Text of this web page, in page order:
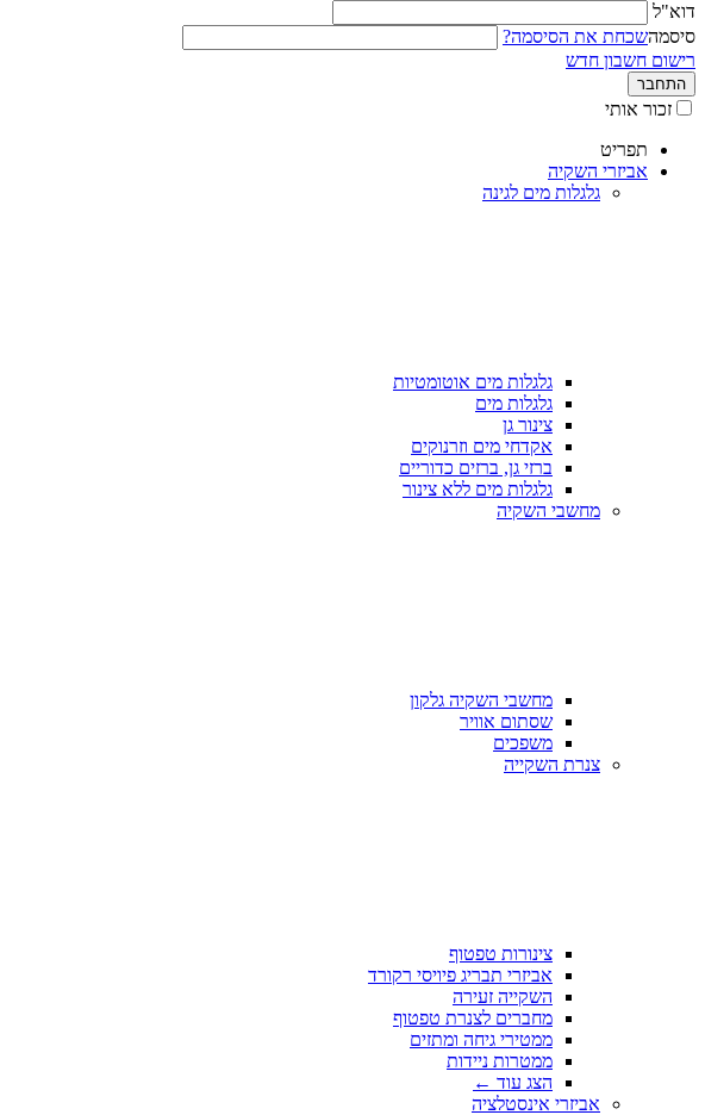
דוא"ל
סיסמהשכחת את הסיסמה?
רישום חשבון חדש
התחבר
זכור אותי
תפריט
אביזרי השקיה
גלגלות מים לגינה
גלגלות מים אוטומטיות
גלגלות מים
צינור גן
אקדחי מים וזרנוקים
ברזי גן, ברזים כדוריים
גלגלות מים ללא צינור
מחשבי השקיה
מחשבי השקיה גלקון
שסתום אוויר
משפכים
צנרת השקייה
צינורות טפטוף
אביזרי תבריג פיויסי רקורד
השקייה זעירה
מחברים לצנרת טפטוף
ממטירי גיחה ומתזים
ממטרות ניידות
הצג עוד ←
אביזרי אינסטלציה